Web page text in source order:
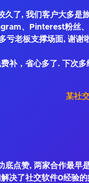
久了, 我们客户大多是
、Pinterest粉丝
亏老板支撑场面, 谢谢
补，省心多了. 下次
某社
底点赞, 两家合作最早
决了社交软件0经验